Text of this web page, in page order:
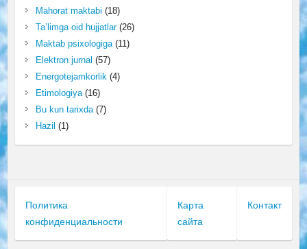
Mahorat maktabi (18)
Ta’limga oid hujjatlar(26)
Maktab psixologiga(11)
Elektron jurnal (57)
Energotejamkorlik(4)
Etimologiya(16)
Bu kun tarixda(7)
Hazil (1)
Политика
конфиденциальности
Карта
сайта
Контакт